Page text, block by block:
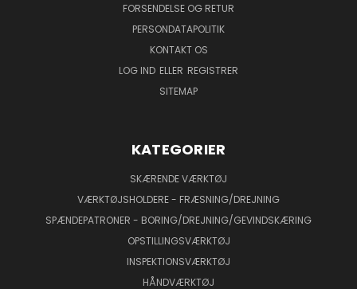
FORSENDELSE OG RETUR
PERSONDATAPOLITIK
KONTAKT OS
LOG IND ELLER REGISTRER
SITEMAP
KATEGORIER
SKÆRENDE VÆRKTØJ
VÆRKTØJSHOLDERE - FRÆSNING/DREJNING
SPÆNDEPATRONER - BORING/DREJNING/GEVINDSKÆRING
OPSTILLINGSVÆRKTØJ
INSPEKTIONSVÆRKTØJ
HÅNDVÆRKTØJ